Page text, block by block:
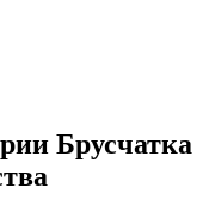
Брусчатка